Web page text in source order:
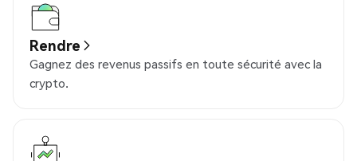
Rendre
Gagnez des revenus passifs en toute sécurité avec la
crypto.